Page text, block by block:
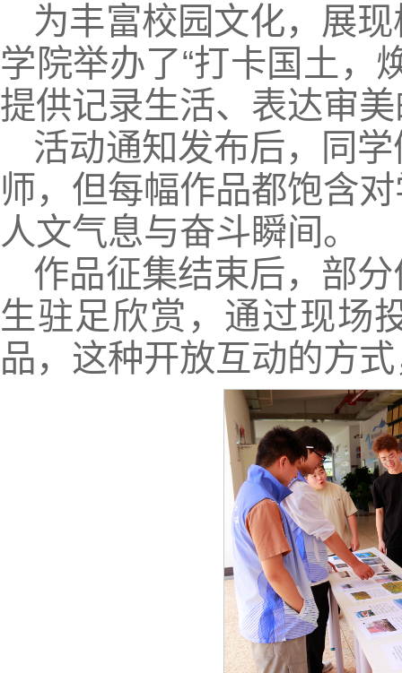
为丰富校园文化，展
学院举办了“打卡国土，
提供记录生活、表达审
活动通知发布后，同
师，但每幅作品都饱含
人文气息与奋斗瞬间。
作品征集结束后，部
生驻足欣赏，通过现场
品，这种开放互动的方